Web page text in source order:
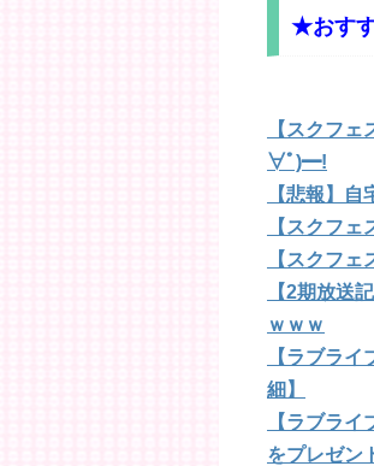
★おす
【スクフ
∀ﾟ)━!
【悲報】
【スクフ
【スクフ
【2期放送
ｗｗｗ
【ラブラ
細】
【ラブラ
をプレゼン